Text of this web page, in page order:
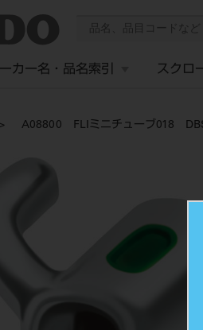
カー名・品名索引 スクロ
A08800 FLIミニチューブ018